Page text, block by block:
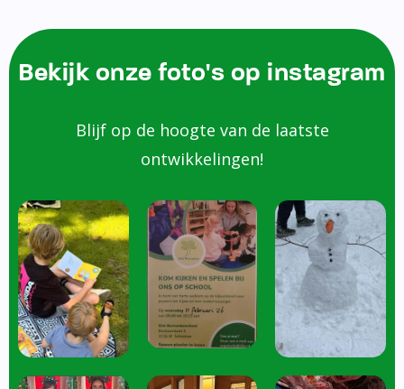
Bekijk onze foto's op instagram
Blijf op de hoogte van de laatste
ontwikkelingen!